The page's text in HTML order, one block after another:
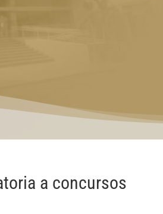
a concursos